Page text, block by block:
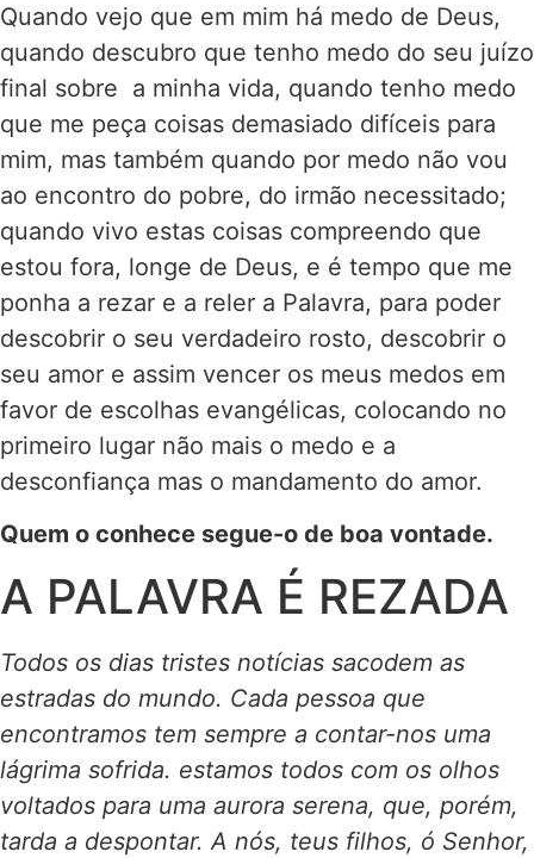
Quando vejo que em mim há medo de Deus,
quando descubro que tenho medo do seu juízo
final sobre a minha vida, quando tenho medo
que me peça coisas demasiado difíceis para
mim, mas também quando por medo não vou
ao encontro do pobre, do irmão necessitado;
quando vivo estas coisas compreendo que
estou fora, longe de Deus, e é tempo que me
ponha a rezar e a reler a Palavra, para poder
descobrir o seu verdadeiro rosto, descobrir o
seu amor e assim vencer os meus medos em
favor de escolhas evangélicas, colocando no
primeiro lugar não mais o medo e a
desconfiança mas o mandamento do amor.
Quem o conhece segue-o de boa vontade.
A PALAVRA É REZADA
Todos os dias tristes notícias sacodem as
estradas do mundo. Cada pessoa que
encontramos tem sempre a contar-nos uma
lágrima sofrida. estamos todos com os olhos
voltados para uma aurora serena, que, porém,
tarda a despontar. A nós, teus filhos, ó Senhor,